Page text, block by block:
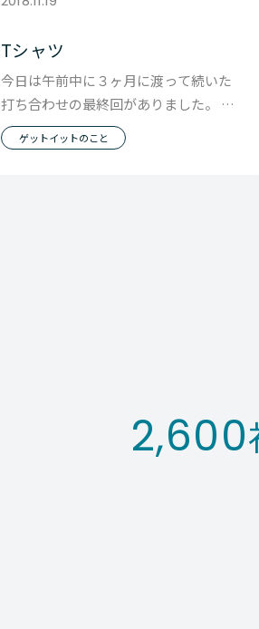
Tシャツ
今日は午前中に３ヶ月に渡って続いた
打ち合わせの最終回がありました。 そ
のために普段着慣れないジャケットを
着て会社に来たと
ゲットイットのこと
2,600